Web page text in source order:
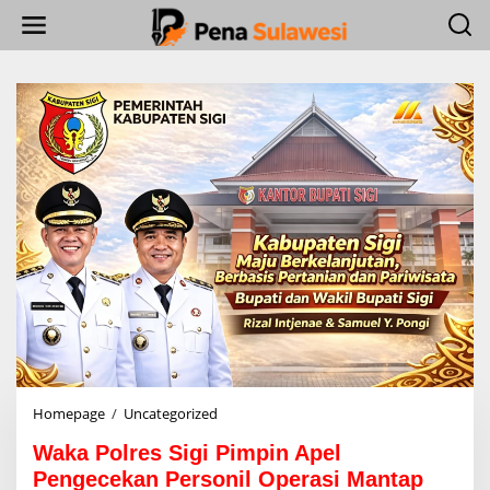
w
Homepage / Uncategorized
k
a
Waka Polres Sigi Pimpin Apel
Pengecekan Personil Operasi Mantap